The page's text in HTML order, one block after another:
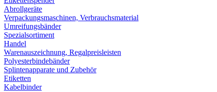
Abrollgeräte
Verpackungsmaschinen, Verbrauchsmaterial
Umreifungsbänder
Spezialsortiment
Handel
Warenauszeichnung, Regalpreisleisten
Polyesterbindebänder
Splintenapparate und Zubehör
Etiketten
Kabelbinder